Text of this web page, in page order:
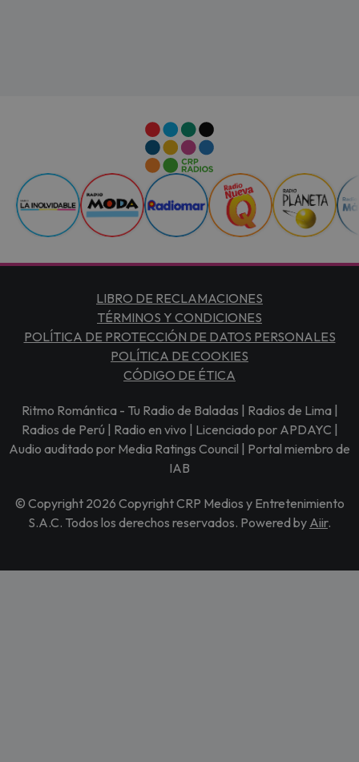
LIBRO DE RECLAMACIONES
TÉRMINOS Y CONDICIONES
POLÍTICA DE PROTECCIÓN DE DATOS PERSONALES
POLÍTICA DE COOKIES
CÓDIGO DE ÉTICA
Ritmo Romántica - Tu Radio de Baladas | Radios de Lima |
Radios de Perú | Radio en vivo | Licenciado por APDAYC |
Audio auditado por Media Ratings Council | Portal miembro de
IAB
© Copyright 2026 Copyright CRP Medios y Entretenimiento
S.A.C. Todos los derechos reservados. Powered by Aiir.